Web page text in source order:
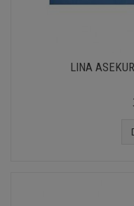
LINA